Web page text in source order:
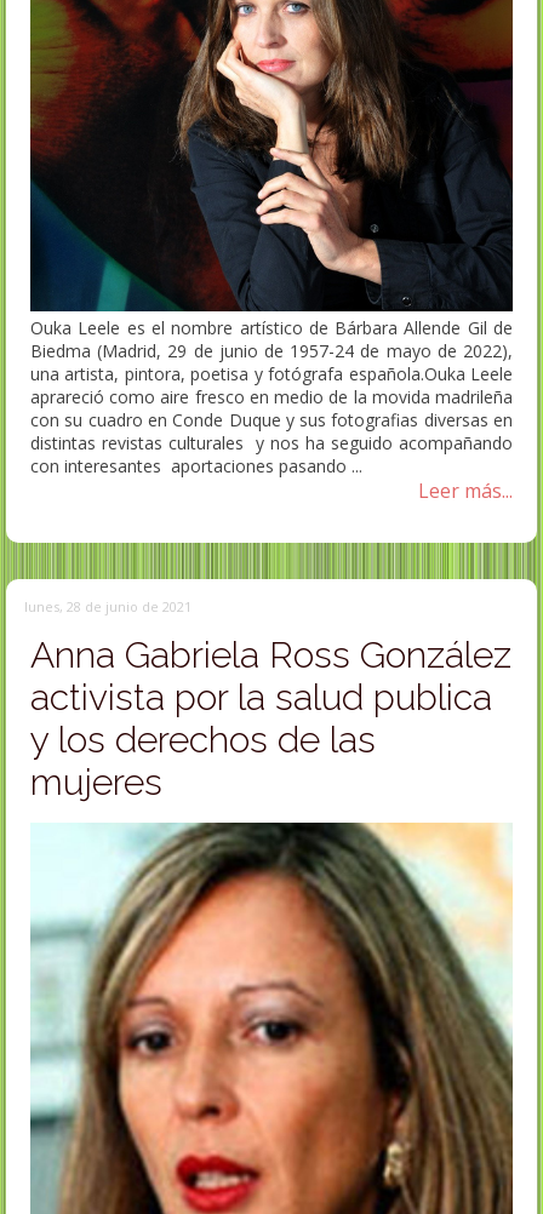
Ouka Leele es el nombre artístico de Bárbara Allende Gil de
Biedma (Madrid, 29 de junio de 1957-24 de mayo de 2022),
una artista, pintora, poetisa y fotógrafa española.Ouka Leele
aprareció como aire fresco en medio de la movida madrileña
con su cuadro en Conde Duque y sus fotografias diversas en
distintas revistas culturales y nos ha seguido acompañando
con interesantes aportaciones pasando ...
Leer más...
lunes, 28 de junio de 2021
Anna Gabriela Ross González
activista por la salud publica
y los derechos de las
mujeres